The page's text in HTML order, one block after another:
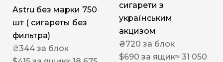
Astru без марки 750
шт ( сигареты без
фильтра)
₴344 за блок
сигарети з
українським
акцизом
₴720 за блок
$690 за ящик≈ 31 050